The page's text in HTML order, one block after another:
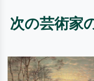
次の芸術家